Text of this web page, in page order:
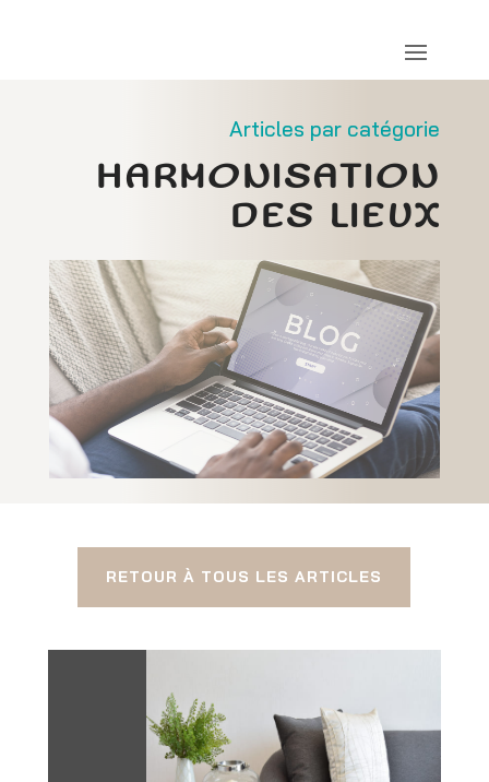
Articles par catégorie
HARMONISATION
DES LIEUX
RETOUR À TOUS LES ARTICLES